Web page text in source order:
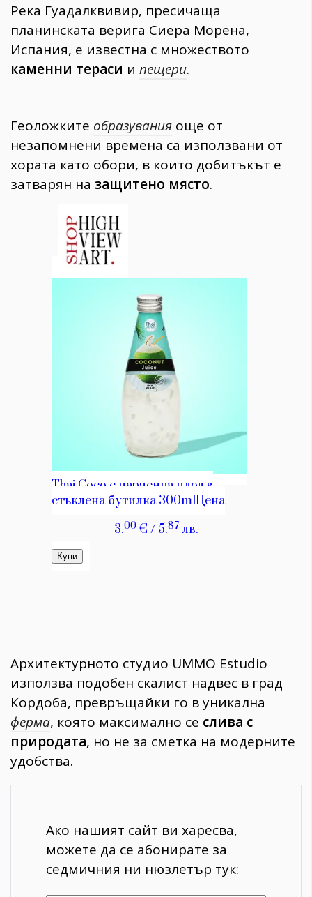
382
Wellness
1817
НИ
Река Гуадалквивир, пресичаща
планинската верига Сиера Морена,
Испания, е известна с множеството
каменни тераси и пещери.
Геоложките образувания още от
незапомнени времена са използвани от
хората като обори, в които добитъкът е
затварян на защитено място.
Архитектурното студио UMMO Estudio
използва подобен скалист надвес в град
Кордоба, превръщайки го в уникална
ферма, която максимално се слива с
природата, но не за сметка на модерните
удобства.
Ако нашият сайт ви харесва,
можете да се абонирате за
седмичния ни нюзлетър тук: